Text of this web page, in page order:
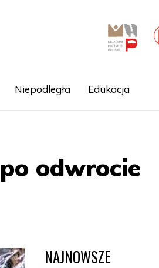
Niepodległa Edukacja
odwrocie
NAJNOWSZE